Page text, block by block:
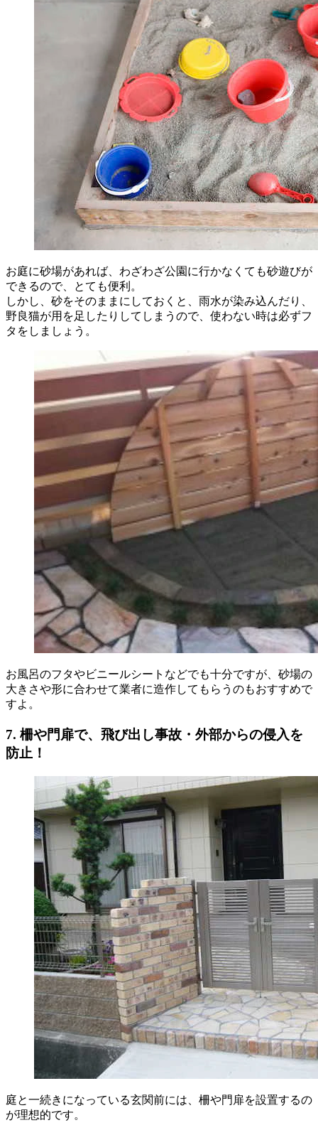
お庭に砂場があれば、わざわざ公園に行かなくても砂遊びが
できるので、とても便利。
しかし、砂をそのままにしておくと、雨水が染み込んだり、
野良猫が用を足したりしてしまうので、使わない時は必ずフ
タをしましょう。
お風呂のフタやビニールシートなどでも十分ですが、砂場の
大きさや形に合わせて業者に造作してもらうのもおすすめで
すよ。
7. 柵や門扉で、飛び出し事故・外部からの侵入を
防止！
庭と一続きになっている玄関前には、柵や門扉を設置するの
が理想的です。